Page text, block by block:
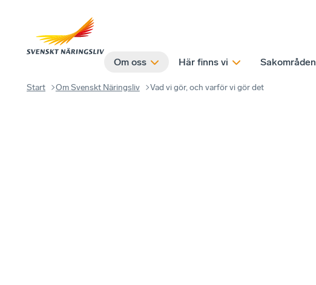
Om oss Här finns vi Sakområden
Start Om Svenskt Näringsliv Vad vi gör, och varför vi gör det